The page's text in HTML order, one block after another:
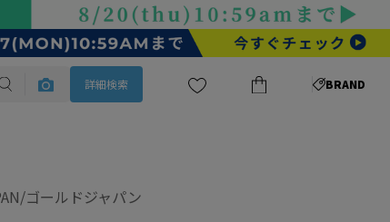
詳細検索 BRAND
ゴールドジャパン